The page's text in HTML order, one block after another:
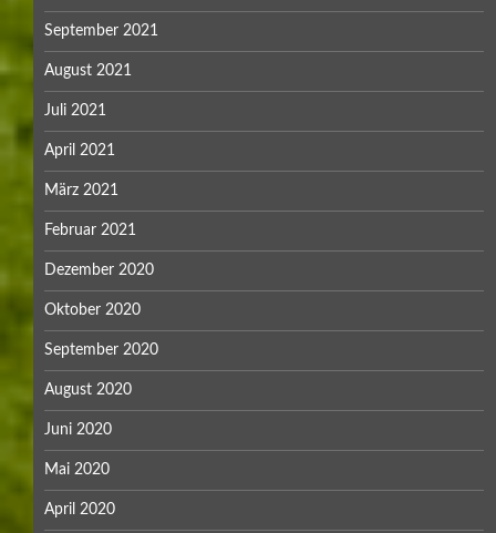
September 2021
August 2021
Juli 2021
April 2021
März 2021
Februar 2021
Dezember 2020
Oktober 2020
September 2020
August 2020
Juni 2020
Mai 2020
April 2020